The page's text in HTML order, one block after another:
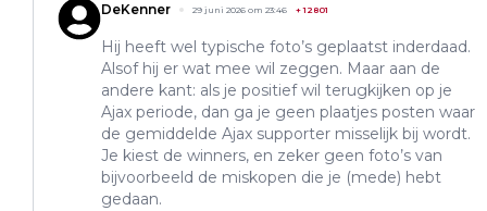
DeKenner 29 juni 2026 om 23:46 +12801
Hij heeft wel typische foto’s geplaatst inderdaad.
Alsof hij er wat mee wil zeggen. Maar aan de
andere kant: als je positief wil terugkijken op je
Ajax periode, dan ga je geen plaatjes posten waar
de gemiddelde Ajax supporter misselijk bij wordt.
Je kiest de winners, en zeker geen foto’s van
bijvoorbeeld de miskopen die je (mede) hebt
gedaan.